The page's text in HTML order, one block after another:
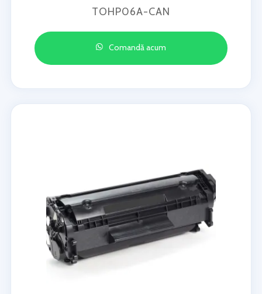
TOHP06A-CAN
Comandă acum